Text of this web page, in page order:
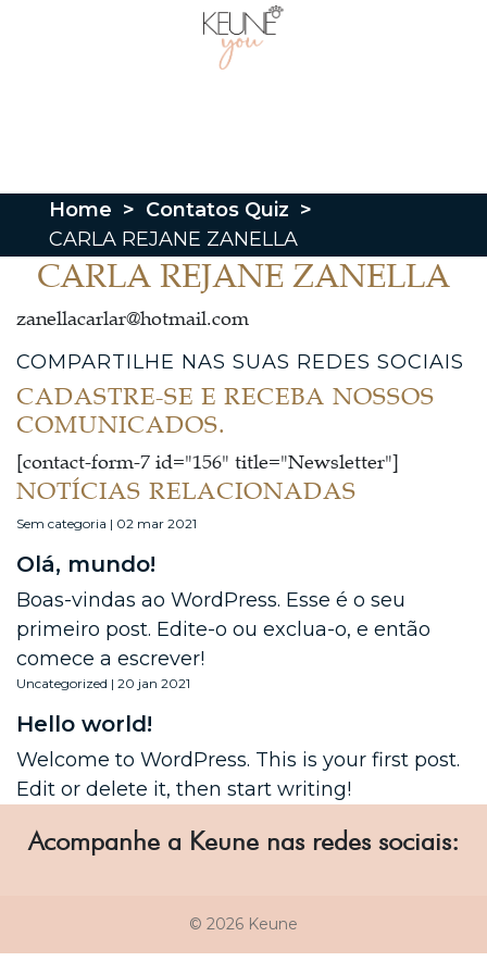
Home > Contatos Quiz >
CARLA REJANE ZANELLA
CARLA REJANE ZANELLA
zanellacarlar@hotmail.com
COMPARTILHE NAS SUAS REDES SOCIAIS
CADASTRE-SE E RECEBA NOSSOS
COMUNICADOS.
[contact-form-7 id="156" title="Newsletter"]
NOTÍCIAS RELACIONADAS
Sem categoria | 02 mar 2021
Olá, mundo!
Boas-vindas ao WordPress. Esse é o seu
primeiro post. Edite-o ou exclua-o, e então
comece a escrever!
Uncategorized | 20 jan 2021
Hello world!
Welcome to WordPress. This is your first post.
Edit or delete it, then start writing!
Acompanhe a Keune nas redes sociais:
© 2026 Keune